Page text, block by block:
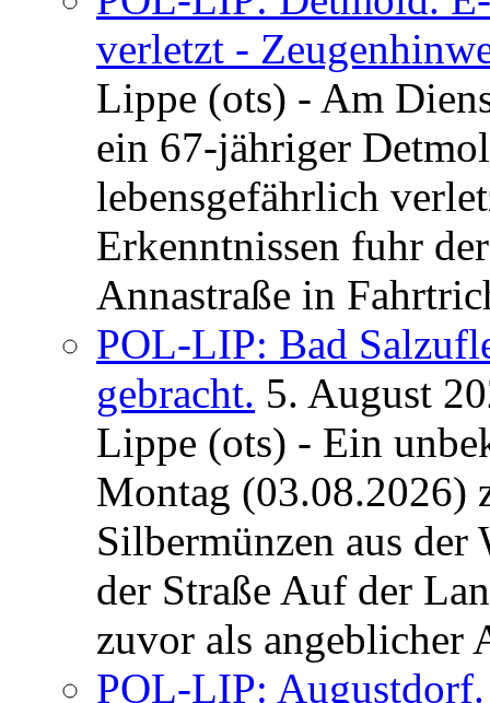
verletzt -
Lippe (ots) - Am
ein 67-jähriger
lebensgefährlich
Erkenntnissen fuhr
Annastraße in
POL-LIP: Bad
gebracht. 5. August
Lippe (ots) - Ein
Montag (03.08.2026)
Silbermünzen aus der
der Straße Auf der
zuvor als angeblicher
POL-LIP: